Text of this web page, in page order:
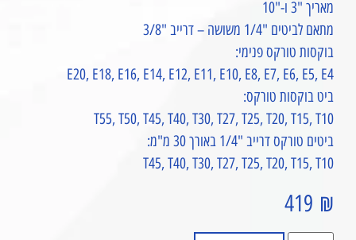
מאריך "3 ו-"10
מתאם לביטים "1/4 משושה – דרייב "3/8
בוקסות טורקס פנימי:
E20, E18, E16, E14, E12, E11, E10, E8, E7, E6, E5, E4
ביט בוקסות טורקס:
T55, T50, T45, T40, T30, T27, T25, T20, T15, T10
ביטים טורקס דרייב "1/4 באורך 30 מ"מ:
T45, T40, T30, T27, T25, T20, T15, T10
419 ₪